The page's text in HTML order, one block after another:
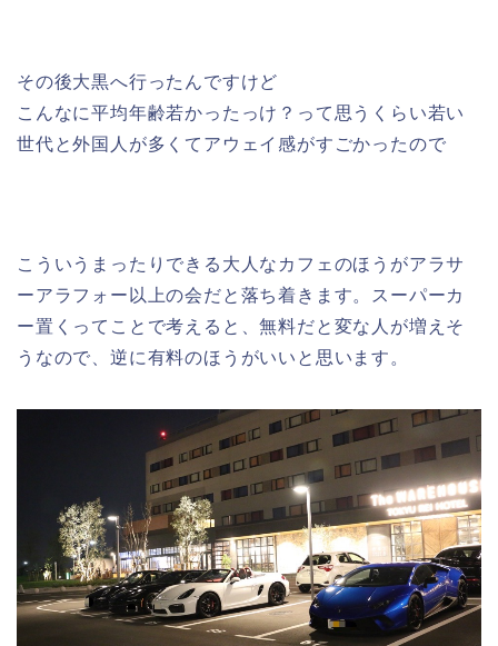
その後大黒へ行ったんですけど
こんなに平均年齢若かったっけ？って思うくらい若い
世代と外国人が多くてアウェイ感がすごかったので
こういうまったりできる大人なカフェのほうがアラサ
ーアラフォー以上の会だと落ち着きます。スーパーカ
ー置くってことで考えると、無料だと変な人が増えそ
うなので、逆に有料のほうがいいと思います。